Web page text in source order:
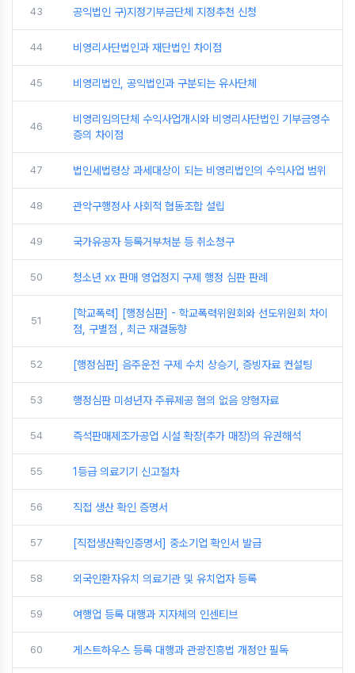
43 공익법인 구)지정기부금단체 지정추천 신청
44 비영리사단법인과 재단법인 차이점
45 비영리법인, 공익법인과 구분되는 유사단체
46
비영리임의단체 수익사업개시와 비영리사단법인 기부금영수
증의 차이점
47 법인세법령상 과세대상이 되는 비영리법인의 수익사업 범위
48 관악구행정사 사회적 협동조합 설립
49 국가유공자 등록거부처분 등 취소청구
50 청소년 xx 판매 영업정지 구제 행정 심판 판례
51
[학교폭력] [행정심판] - 학교폭력위원회와 선도위원회 차이
점, 구별점 , 최근 재결동향
52 [행정심판] 음주운전 구제 수치 상승기, 증빙자료 컨설팅
53 행정심판 미성년자 주류제공 혐의 없음 양형자료
54 즉석판매제조가공업 시설 확장(추가 매장)의 유권해석
55 1등급 의료기기 신고절차
56 직접 생산 확인 증명서
57 [직접생산확인증명서] 중소기업 확인서 발급
58 외국인환자유치 의료기관 및 유치업자 등록
59 여행업 등록 대행과 지자체의 인센티브
60 게스트하우스 등록 대행과 관광진흥법 개정안 필독